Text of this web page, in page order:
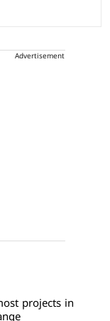
Advertisement
projects in